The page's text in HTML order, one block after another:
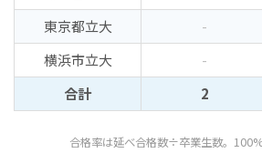
東京都立大
-
横浜市立大
-
合計
2
合格率は延べ合格数÷卒業生数。